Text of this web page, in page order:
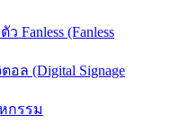
Fanless (Fanless
ล (Digital Signage
กรรม